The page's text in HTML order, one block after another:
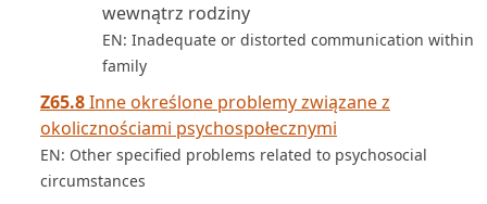
wewnątrz rodziny
EN: Inadequate or distorted communication within
family
Z65.8Inne określone problemy związane z
okolicznościami psychospołecznymi
EN: Other specified problems related to psychosocial
circumstances